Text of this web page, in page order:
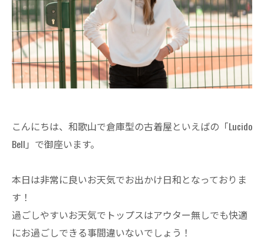
こんにちは、和歌山で倉庫型の古着屋といえばの「Lucido
Bell」で御座います。
本日は非常に良いお天気でお出かけ日和となっておりま
す！
過ごしやすいお天気でトップスはアウター無しでも快適
にお過ごしできる事間違いないでしょう！